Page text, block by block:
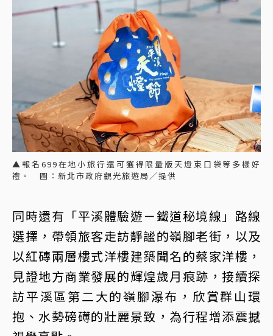
▲報名699在地小旅行還可獲得限量版天燈束口袋等多樣好
禮。 圖：新北市政府觀光旅遊局／提供
同時還有「平溪體驗遊－鐵道秘境線」路線
選擇，帶領旅客走訪靜謐的嶺腳老街，以及
以紅磚兩層樓式洋樓建築聞名的蔡家洋樓，
見證地方商業發展的輝煌歲月痕跡，接續探
訪平溪區第二大的嶺腳瀑布，欣賞群山環
抱、水勢磅礡的壯麗景致，為行程增添震撼